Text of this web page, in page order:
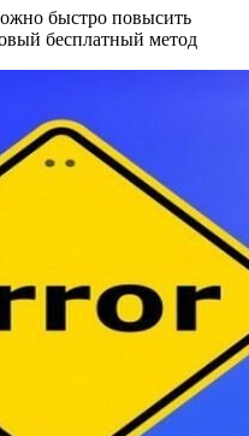
быстро повысить
бесплатный метод